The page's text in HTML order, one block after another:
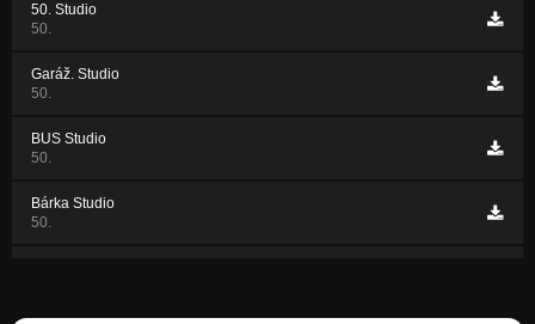
50. Studio
50.
Garáž. Studio
50.
BUS Studio
50.
Bárka Studio
50.